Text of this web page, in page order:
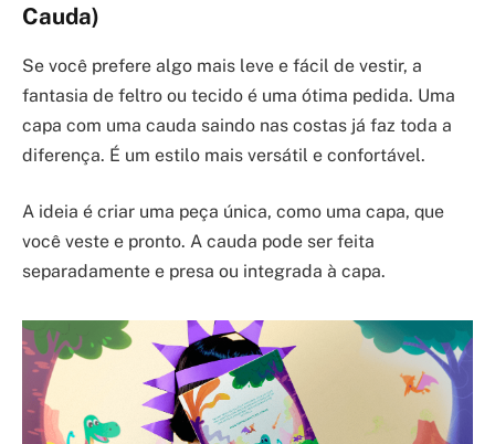
Cauda)
Se você prefere algo mais leve e fácil de vestir, a
fantasia de feltro ou tecido é uma ótima pedida. Uma
capa com uma cauda saindo nas costas já faz toda a
diferença. É um estilo mais versátil e confortável.
A ideia é criar uma peça única, como uma capa, que
você veste e pronto. A cauda pode ser feita
separadamente e presa ou integrada à capa.